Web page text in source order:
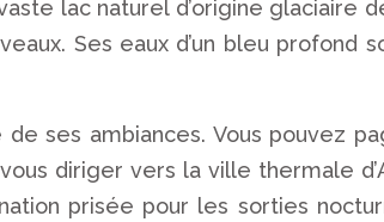
lac naturel d’origine glaciaire
Ses eaux d’un bleu
ses ambiances. Vous pouvez
diriger vers la ville thermale
prisée pour les sorties